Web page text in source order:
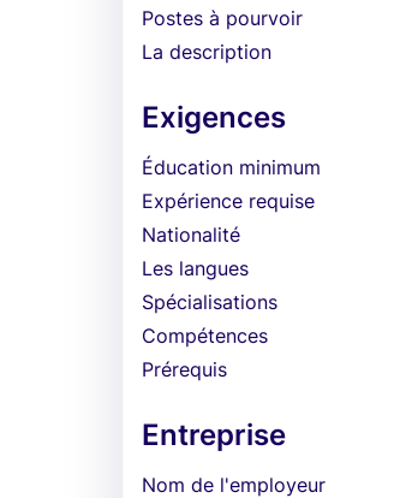
Postes à pourvoir
La description
Exigences
Éducation minimum
Expérience requise
Nationalité
Les langues
Spécialisations
Compétences
Prérequis
Entreprise
Nom de l'employeur